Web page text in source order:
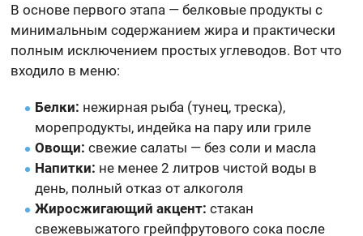
В основе первого этапа — белковые продукты с
минимальным содержанием жира и практически
полным исключением простых углеводов. Вот что
входило в меню:
Белки: нежирная рыба (тунец, треска),
морепродукты, индейка на пару или гриле
Овощи: свежие салаты — без соли и масла
Напитки: не менее 2 литров чистой воды в
день, полный отказ от алкоголя
Жиросжигающий акцент: стакан
свежевыжатого грейпфрутового сока после